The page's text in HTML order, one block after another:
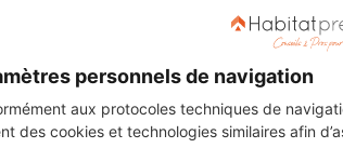
personnels de navigation
aux protocoles techniques de
des cookies et technologies similaires afin
marche
Mobile
Revue de presse